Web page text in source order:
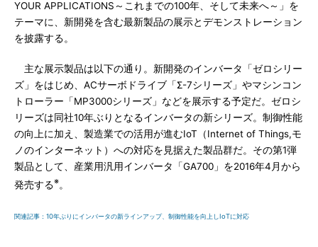
YOUR APPLICATIONS～これまでの100年、そして未来へ～」を
テーマに、新開発を含む最新製品の展示とデモンストレーション
を披露する。
主な展示製品は以下の通り。新開発のインバータ「ゼロシリー
ズ」をはじめ、ACサーボドライブ「Σ-7シリーズ」やマシンコン
トローラー「MP3000シリーズ」などを展示する予定だ。ゼロシ
リーズは同社10年ぶりとなるインバータの新シリーズ。制御性能
の向上に加え、製造業での活用が進むIoT（Internet of Things,モ
ノのインターネット）への対応を見据えた製品群だ。その第1弾
製品として、産業用汎用インバータ「GA700」を2016年4月から
発売する※。
関連記事：10年ぶりにインバータの新ラインアップ、制御性能を向上しIoTに対応